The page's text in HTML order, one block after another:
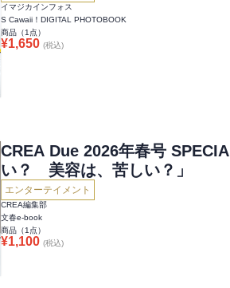
イマジカインフォス
S Cawaii！DIGITAL PHOTOBOOK
商品（1 点）
¥1,650 (税込)
CREA Due 2026年春号
い？ 美容は、苦しい？」
エンターテイメント
CREA編集部
文春e-book
商品（1 点）
¥1,100 (税込)